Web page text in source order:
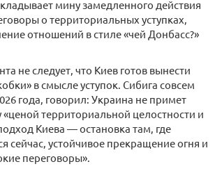
мину замедленного действия
о территориальных уступках,
отношений в стиле «чей Донбасс?»
не следует, что Киев готов вынести
в смысле уступок. Сибига совсем
года, говорил: Украина не примет
территориальной целостности и
Киева — остановка там, где
сейчас, устойчивое прекращение огня и
переговоры».